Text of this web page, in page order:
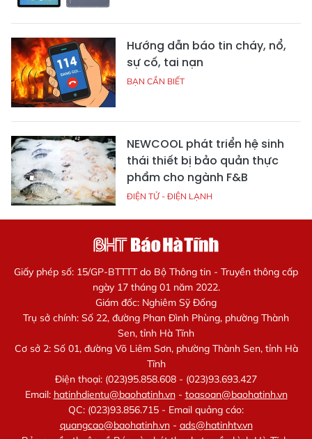
Hướng dẫn báo tin cháy, nổ,
sự cố, tai nạn
BẠN CẦN BIẾT
NEWCOOL phát triển hệ sinh
thái thiết bị bảo quản thực
phẩm cho ngành F&B
ĐIỆN TỬ - ĐIỆN LẠNH
Giấy phép số: 15/GP-BTTTT do Bộ Thông tin - Truyền thông cấp
ngày 17 tháng 01 năm 2022.
Giám đốc: Nghiêm Sỹ Đống
Trụ sở chính: Số 22, đường Phan Đình Phùng, phường Thành
Sen, tỉnh Hà Tĩnh
Cơ sở 2: Số 01, đường Võ Liêm Sơn, phường Thành Sen, tỉnh Hà
Tĩnh
Điện thoại: (023)95.858.608 - (023)93.693.427
Email: hatinhdientu@baohatinh.vn- toasoan@baohatinh.vn
QC: (023)93.856.715 - Email quảng cáo:
quangcao@baohatinh.vn- ads@hatinhtv.vn